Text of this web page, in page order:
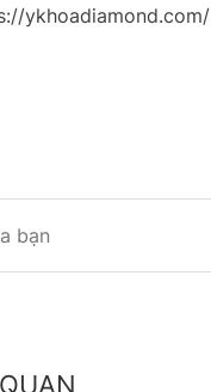
ykhoadiamond.com/